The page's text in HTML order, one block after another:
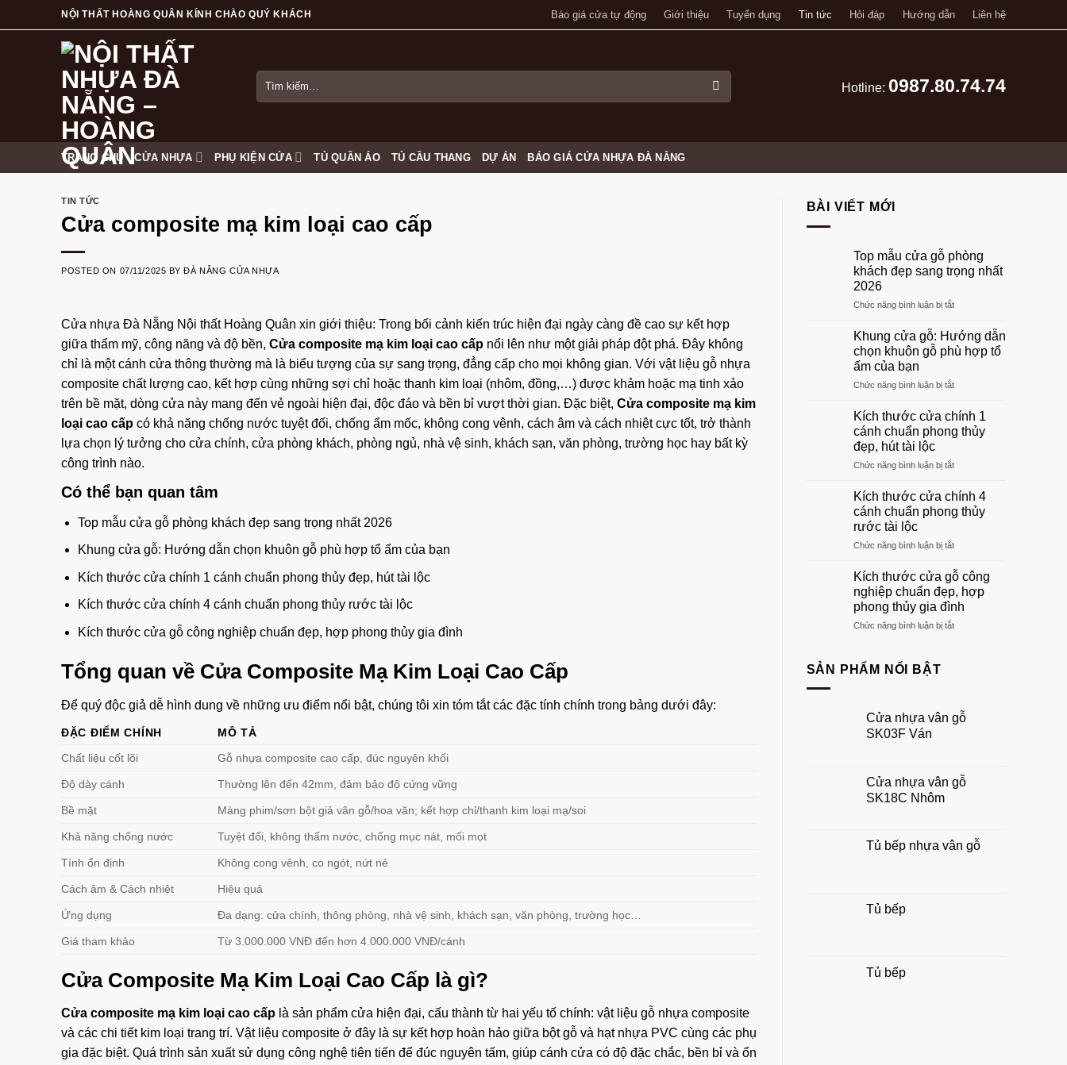
to
NỘI THẤT HOÀNG QUÂN KÍNH CHÀO QUÝ KHÁCH Báo giá cửa tự động Giới thiệu Tuyển dụng Tin tức Hỏi đáp Hướng dẫn Liên hệ
Tìm
kiếm:
Hotline: 0987.80.74.74
TRANG CHỦ CỬA NHỰA PHỤ KIỆN CỬA TỦ QUẦN ÁO TỦ CẦU THANG DỰ ÁN BÁO GIÁ CỬA NHỰA ĐÀ NẴNG
TIN TỨC
Cửa composite mạ kim loại cao cấp
POSTED ON 07/11/2025 BYĐÀ NẴNG CỬA NHỰA
Cửa nhựa Đà Nẵng Nội thất Hoàng Quân xin giới thiệu: Trong bối cảnh kiến trúc hiện đại ngày càng đề cao sự kết hợp
giữa thẩm mỹ, công năng và độ bền, Cửa composite mạ kim loại cao cấp nổi lên như một giải pháp đột phá. Đây không
chỉ là một cánh cửa thông thường mà là biểu tượng của sự sang trọng, đẳng cấp cho mọi không gian. Với vật liệu gỗ nhựa
composite chất lượng cao, kết hợp cùng những sợi chỉ hoặc thanh kim loại (nhôm, đồng,…) được khảm hoặc mạ tinh xảo
trên bề mặt, dòng cửa này mang đến vẻ ngoài hiện đại, độc đáo và bền bỉ vượt thời gian. Đặc biệt, Cửa composite mạ kim
loại cao cấp có khả năng chống nước tuyệt đối, chống ẩm mốc, không cong vênh, cách âm và cách nhiệt cực tốt, trở thành
lựa chọn lý tưởng cho cửa chính, cửa phòng khách, phòng ngủ, nhà vệ sinh, khách sạn, văn phòng, trường học hay bất kỳ
công trình nào.
Có thể bạn quan tâm
Top mẫu cửa gỗ phòng khách đẹp sang trọng nhất 2026
Khung cửa gỗ: Hướng dẫn chọn khuôn gỗ phù hợp tổ ấm của bạn
Kích thước cửa chính 1 cánh chuẩn phong thủy đẹp, hút tài lộc
Kích thước cửa chính 4 cánh chuẩn phong thủy rước tài lộc
Kích thước cửa gỗ công nghiệp chuẩn đẹp, hợp phong thủy gia đình
Tổng quan về Cửa Composite Mạ Kim Loại Cao Cấp
Để quý độc giả dễ hình dung về những ưu điểm nổi bật, chúng tôi xin tóm tắt các đặc tính chính trong bảng dưới đây:
ĐẶC ĐIỂM CHÍNH
MÔ TẢ
Chất liệu cốt lõi
Gỗ nhựa composite cao cấp, đúc nguyên khối
Độ dày cánh Thường lên đến 42mm, đảm bảo độ cứng vững
Bề mặt Màng phim/sơn bột giả vân gỗ/hoa văn; kết hợp chỉ/thanh kim loại mạ/soi
Khả năng chống nước Tuyệt đối, không thấm nước, chống mục nát, mối mọt
Tính ổn định Không cong vênh, co ngót, nứt nẻ
Cách âm & Cách nhiệt Hiệu quả
Ứng dụng Đa dạng: cửa chính, thông phòng, nhà vệ sinh, khách sạn, văn phòng, trường học…
Giá tham khảo Từ 3.000.000 VNĐ đến hơn 4.000.000 VNĐ/cánh
Cửa Composite Mạ Kim Loại Cao Cấp là gì?
Cửa composite mạ kim loại cao cấp là sản phẩm cửa hiện đại, cấu thành từ hai yếu tố chính: vật liệu gỗ nhựa composite
và các chi tiết kim loại trang trí. Vật liệu composite ở đây là sự kết hợp hoàn hảo giữa bột gỗ và hạt nhựa PVC cùng các phụ
gia đặc biệt. Quá trình sản xuất sử dụng công nghệ tiên tiến để đúc nguyên tấm, giúp cánh cửa có độ đặc chắc, bền bỉ và ổn
BÀI VIẾT MỚI
Top mẫu cửa gỗ phòng
khách đẹp sang trọng nhất
2026
Chức năng bình luận bị tắtở
mẫu
cửa
gỗ
khách
sang
trọng
nhất
Khung cửa gỗ: Hướng dẫn
chọn khuôn gỗ phù hợp tổ
ấm của bạn
Chức năng bình luận bị tắtở
cửa
Hướng
chọn
gỗ
phù
hợp
ấm
bạn
Kích thước cửa chính 1
cánh chuẩn phong thủy
đẹp, hút tài lộc
Chức năng bình luận bị tắtở
thước
cửa
chính
cánh
phong
thủy
đẹp,
hút
tài
Kích thước cửa chính 4
cánh chuẩn phong thủy
rước tài lộc
Chức năng bình luận bị tắtở
thước
cửa
chính
4
cánh
Kích thước cửa gỗ công
nghiệp chuẩn đẹp, hợp
phong thủy gia đình
Chức năng bình luận bị tắtở
chuẩn
thủy
gia
SẢN PHẨM NỔI BẬT
Cửa nhựa vân gỗ
SK03F Ván
Cửa nhựa vân gỗ
SK18C Nhôm
Tủ bếp nhựa vân gỗ
Tủ bếp
Tủ bếp